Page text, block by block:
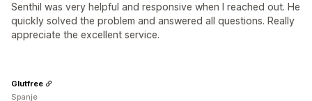
Senthil was very helpful and responsive when I reached out. He
quickly solved the problem and answered all questions. Really
appreciate the excellent service.
Glutfree
Spanje